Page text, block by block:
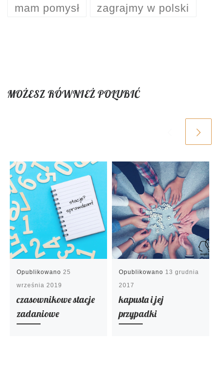
mam pomysł zagrajmy w polski
MOŻESZ RÓWNIEŻ POLUBIĆ
Opublikowano 25
września 2019
czasownikowe stacje
zadaniowe
Opublikowano 13 grudnia
2017
kapusta i jej
przypadki